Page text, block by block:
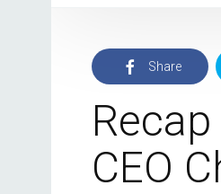
Tự động đăng nhập
Share
CEO